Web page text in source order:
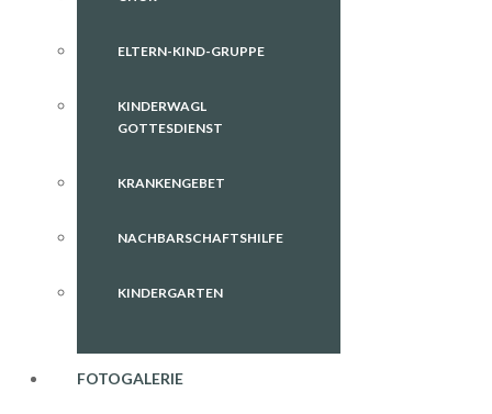
ELTERN-KIND-GRUPPE
KINDERWAGL
GOTTESDIENST
KRANKENGEBET
NACHBARSCHAFTSHILFE
KINDERGARTEN
FOTOGALERIE